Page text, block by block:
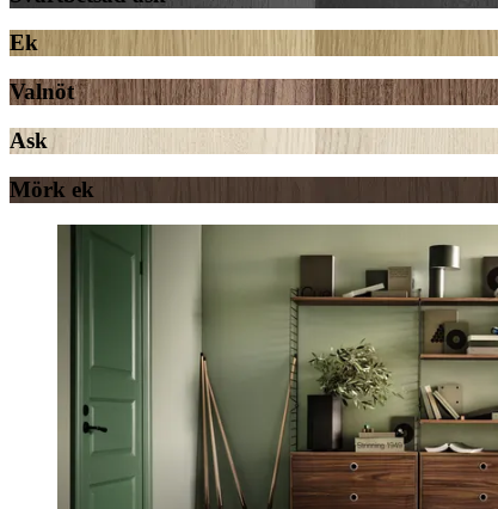
Ek
Valnöt
Ask
Mörk ek